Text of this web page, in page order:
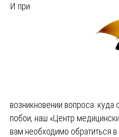
И при
возникновении вопроса: куда
побои, наш «Центр
вам необходимо обратиться